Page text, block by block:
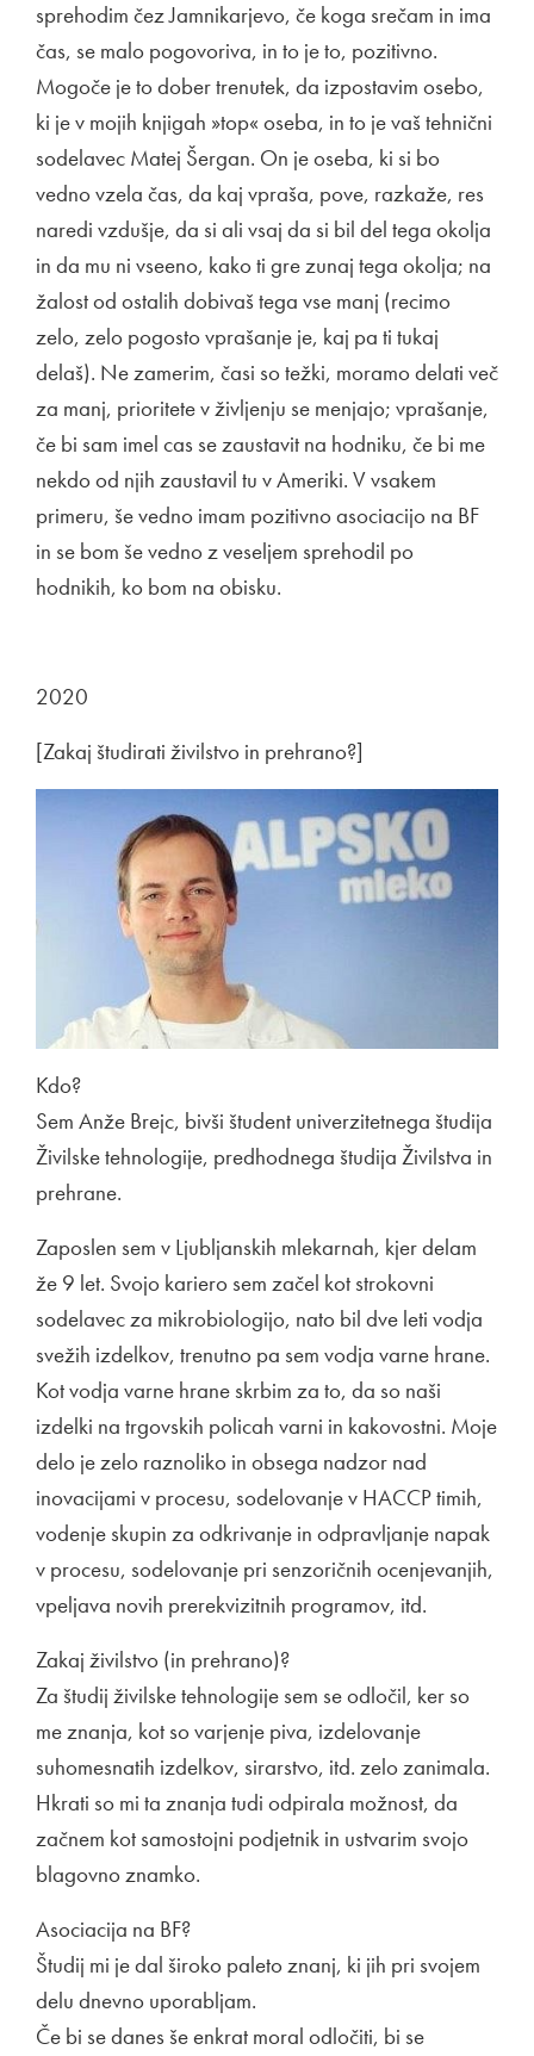
sprehodim čez Jamnikarjevo, če koga srečam in ima
čas, se malo pogovoriva, in to je to, pozitivno.
Mogoče je to dober trenutek, da izpostavim osebo,
ki je v mojih knjigah »top« oseba, in to je vaš tehnični
sodelavec Matej Šergan. On je oseba, ki si bo
vedno vzela čas, da kaj vpraša, pove, razkaže, res
naredi vzdušje, da si ali vsaj da si bil del tega okolja
in da mu ni vseeno, kako ti gre zunaj tega okolja; na
žalost od ostalih dobivaš tega vse manj (recimo
zelo, zelo pogosto vprašanje je, kaj pa ti tukaj
delaš). Ne zamerim, časi so težki, moramo delati več
za manj, prioritete v življenju se menjajo; vprašanje,
če bi sam imel cas se zaustavit na hodniku, če bi me
nekdo od njih zaustavil tu v Ameriki. V vsakem
primeru, še vedno imam pozitivno asociacijo na BF
in se bom še vedno z veseljem sprehodil po
hodnikih, ko bom na obisku.
2020
[Zakaj študirati živilstvo in prehrano?]
Kdo?
Sem Anže Brejc, bivši študent univerzitetnega študija
Živilske tehnologije, predhodnega študija Živilstva in
prehrane.
Zaposlen sem v Ljubljanskih mlekarnah, kjer delam
že 9 let. Svojo kariero sem začel kot strokovni
sodelavec za mikrobiologijo, nato bil dve leti vodja
svežih izdelkov, trenutno pa sem vodja varne hrane.
Kot vodja varne hrane skrbim za to, da so naši
izdelki na trgovskih policah varni in kakovostni. Moje
delo je zelo raznoliko in obsega nadzor nad
inovacijami v procesu, sodelovanje v HACCP timih,
vodenje skupin za odkrivanje in odpravljanje napak
v procesu, sodelovanje pri senzoričnih ocenjevanjih,
vpeljava novih prerekvizitnih programov, itd.
Zakaj živilstvo (in prehrano)?
Za študij živilske tehnologije sem se odločil, ker so
me znanja, kot so varjenje piva, izdelovanje
suhomesnatih izdelkov, sirarstvo, itd. zelo zanimala.
Hkrati so mi ta znanja tudi odpirala možnost, da
začnem kot samostojni podjetnik in ustvarim svojo
blagovno znamko.
Asociacija na BF?
Študij mi je dal široko paleto znanj, ki jih pri svojem
delu dnevno uporabljam.
Če bi se danes še enkrat moral odločiti, bi se